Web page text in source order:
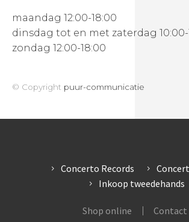
maandag 12:00-18:00
dinsdag tot en met zaterdag 10:00-
zondag 12:00-18:00
© Copyright puur-communicatie
Concerto Records
Inkoop tweedehands
Shop online Contact